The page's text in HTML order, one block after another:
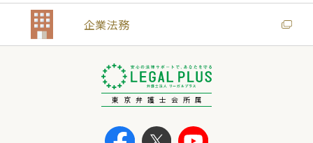
企業法務
東京弁護士会所属